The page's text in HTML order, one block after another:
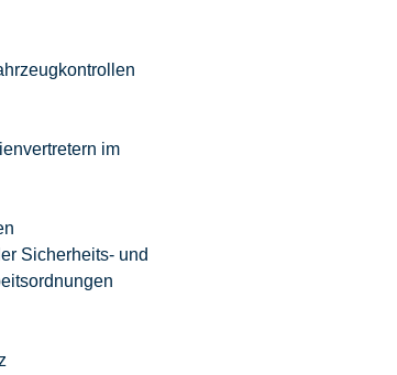
im
Sicherheits- und